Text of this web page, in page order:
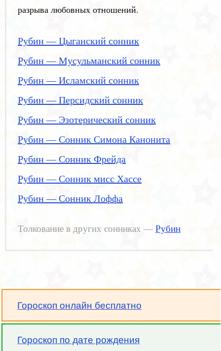
разрыва любовных отношений.
Рубин — Цыганский сонник
Рубин — Мусульманский сонник
Рубин — Исламский сонник
Рубин — Персидский сонник
Рубин — Эзотерический сонник
Рубин — Сонник Симона Канонита
Рубин — Сонник Фрейда
Рубин — Сонник мисс Хассе
Рубин — Сонник Лоффа
Толкование в других сонниках — Рубин
Гороскоп онлайн бесплатно
Гороскоп по дате рождения